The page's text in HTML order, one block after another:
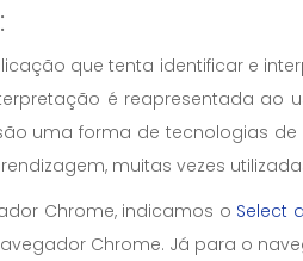
que tenta identificar e
é reapresentada
uma forma de tecnologias
muitas vezes
Chrome, indicamos o Select
Chrome. Já para o